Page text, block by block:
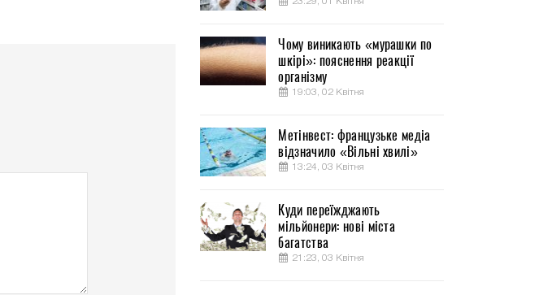
Чому виникають «мурашки по
шкірі»: пояснення реакції
організму
19:03, 02 Квітня
Метінвест: французьке медіа
відзначило «Вільні хвилі»
13:24, 03 Квітня
Куди переїжджають
мільйонери: нові міста
багатства
21:23, 03 Квітня